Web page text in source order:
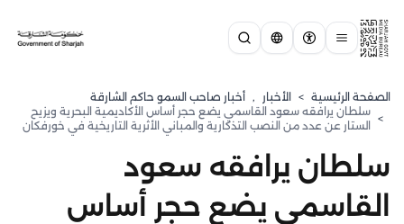
الصفحة الرئيسية > الأخبار , أخبار صاحب السمو حاكم الشارقة
>
سلطان يرافقه سعود القاسمي يضع حجر أساس الأكاديمية البحرية ويزيح
الستار عن عدد من النصب التذكارية والمباني الأثرية التاريخية في خورفكان
سلطان يرافقه سعود
القاسمي يضع حجر أساس